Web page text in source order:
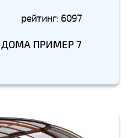
рейтинг: 6097
ПРИМЕР 7